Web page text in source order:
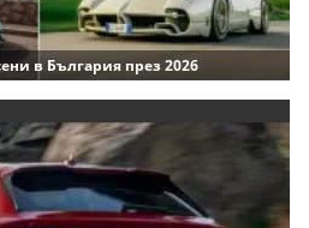
в България през 2026